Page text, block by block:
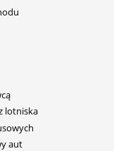
lotniska
aut